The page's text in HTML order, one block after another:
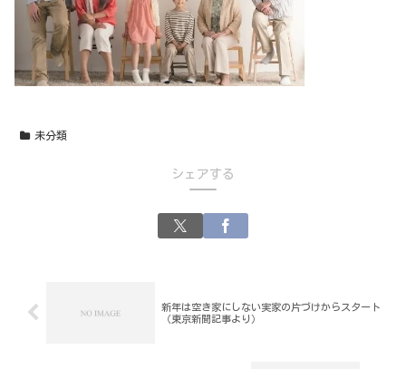
未分類
シェアする
新年は空き家にしない実家の片づけからスタート
（東京新聞記事より）